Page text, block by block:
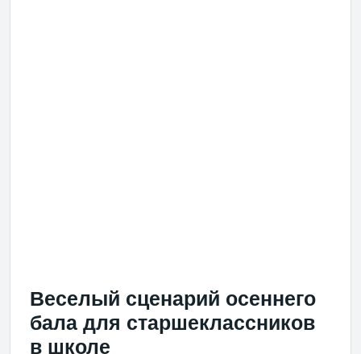
Веселый сценарий осеннего
бала для старшеклассников
в школе